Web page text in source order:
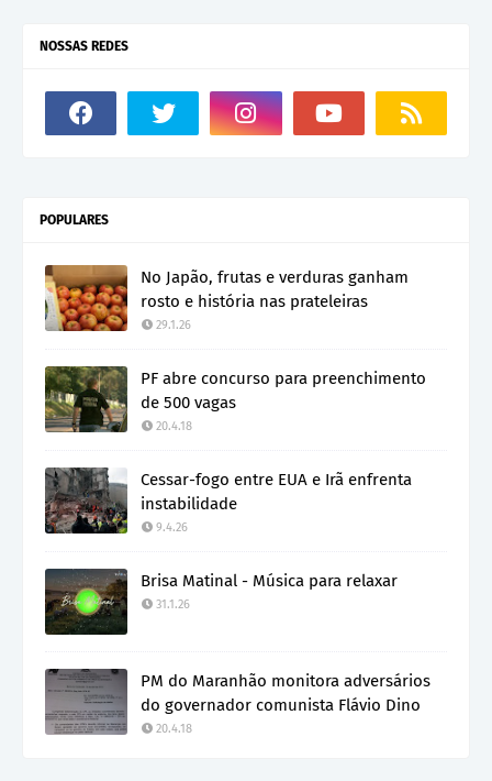
NOSSAS REDES
POPULARES
No Japão, frutas e verduras ganham
rosto e história nas prateleiras
29.1.26
PF abre concurso para preenchimento
de 500 vagas
20.4.18
Cessar-fogo entre EUA e Irã enfrenta
instabilidade
9.4.26
Brisa Matinal - Música para relaxar
31.1.26
PM do Maranhão monitora adversários
do governador comunista Flávio Dino
20.4.18